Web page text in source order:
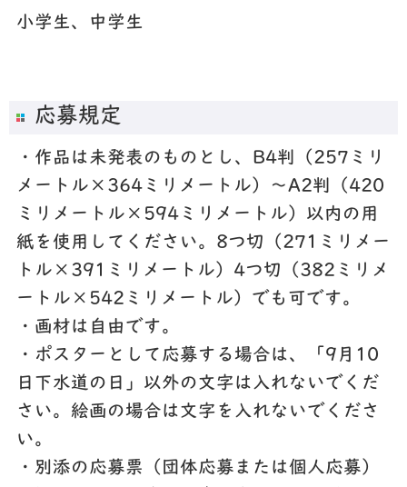
小学生、中学生
応募規定
・作品は未発表のものとし、B4判（257ミリ
メートル×364ミリメートル）～A2判（420
ミリメートル×594ミリメートル）以内の用
紙を使用してください。8つ切（271ミリメー
トル×391ミリメートル）4つ切（382ミリメ
ートル×542ミリメートル）でも可です。
・画材は自由です。
・ポスターとして応募する場合は、「9月10
日下水道の日」以外の文字は入れないでくだ
さい。絵画の場合は文字を入れないでくださ
い。
・別添の応募票（団体応募または個人応募）